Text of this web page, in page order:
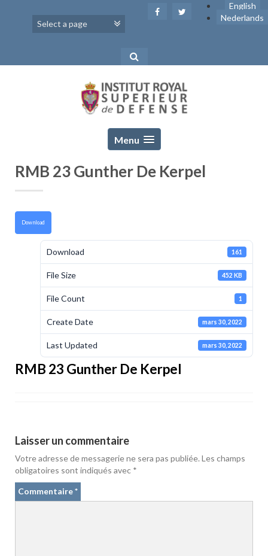
English
Nederlands
Menu
RMB 23 Gunther De Kerpel
Download
Download 161
File Size 452 KB
File Count 1
Create Date mars 30, 2022
Last Updated mars 30, 2022
RMB 23 Gunther De Kerpel
Laisser un commentaire
Votre adresse de messagerie ne sera pas publiée. Les champs
obligatoires sont indiqués avec *
Commentaire*